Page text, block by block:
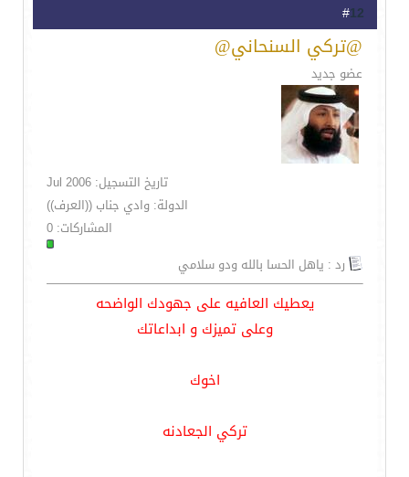
12
@تركي السنحاني@
عضو جديد
تاريخ التسجيل: Jul 2006
الدولة: وادي جناب ((العرف))
المشاركات: 0
رد : ياهل الحسا بالله ودو سلامي
يعطيك العافيه على جهودك الواضحه
وعلى تميزك و ابداعاتك
اخوك
تركي الجعادنه